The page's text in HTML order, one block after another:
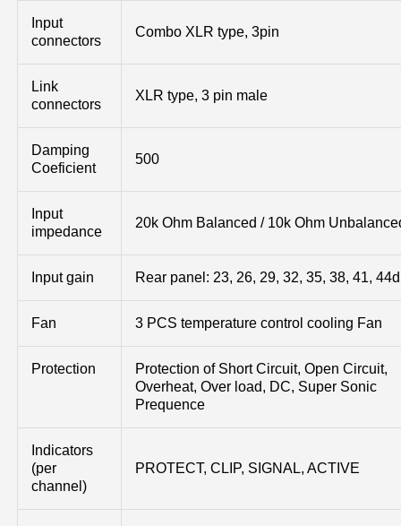
Input
connectors
Combo XLR type, 3pin
Link
connectors
XLR type, 3 pin male
Damping
Coeficient
500
Input
impedance
20k Ohm Balanced / 10k Ohm
Input gain Rear panel: 23, 26, 29, 32, 35, 38, 41,
Fan 3 PCS temperature control cooling Fan
Protection
Protection of Short Circuit, Open Circuit,
Overheat, Over load, DC, Super Sonic
Prequence
Indicators
(per
channel)
PROTECT, CLIP, SIGNAL, ACTIVE